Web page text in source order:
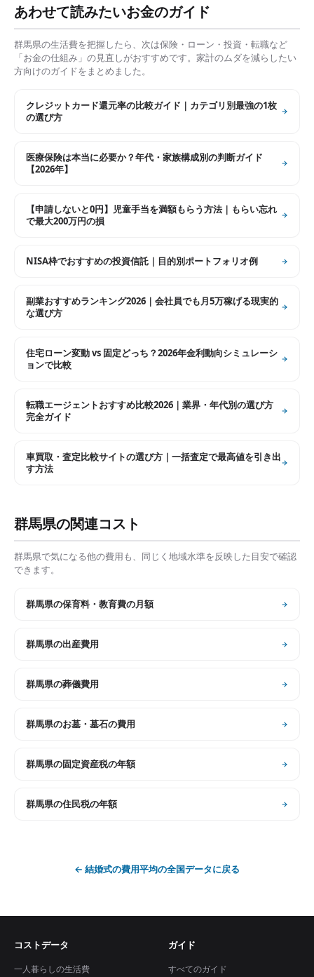
あわせて読みたいお金のガイド
群馬県の生活費を把握したら、次は保険・ローン・投資・転職など
「お金の仕組み」の見直しがおすすめです。家計のムダを減らしたい
方向けのガイドをまとめました。
クレジットカード還元率の比較ガイド｜カテゴリ別最強の1枚
の選び方
医療保険は本当に必要か？年代・家族構成別の判断ガイド
【2026年】
【申請しないと0円】児童手当を満額もらう方法｜もらい忘れ
で最大200万円の損
NISA枠でおすすめの投資信託｜目的別ポートフォリオ例
副業おすすめランキング2026｜会社員でも月5万稼げる現実的
な選び方
住宅ローン変動 vs 固定どっち？2026年金利動向シミュレーシ
ョンで比較
転職エージェントおすすめ比較2026｜業界・年代別の選び方
完全ガイド
車買取・査定比較サイトの選び方｜一括査定で最高値を引き出
す方法
群馬県の関連コスト
群馬県で気になる他の費用も、同じく地域水準を反映した目安で確認
できます。
群馬県の保育料・教育費の月額
群馬県の出産費用
群馬県の葬儀費用
群馬県のお墓・墓石の費用
群馬県の固定資産税の年額
群馬県の住民税の年額
← 結婚式の費用平均の全国データに戻る
コストデータ
一人暮らしの生活費
ガイド
すべてのガイド